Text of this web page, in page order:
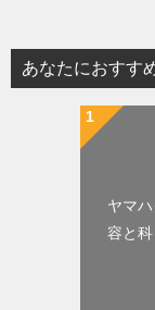
ビ
ゲ
あなたにおすす
ヤマ
容と